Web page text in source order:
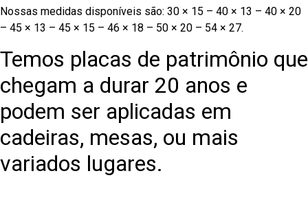
Nossas medidas disponíveis são: 30 × 15 – 40 × 13 – 40 × 20
– 45 × 13 – 45 × 15 – 46 × 18 – 50 × 20 – 54 × 27.
Temos placas de patrimônio que
chegam a durar 20 anos e
podem ser aplicadas em
cadeiras, mesas, ou mais
variados lugares.